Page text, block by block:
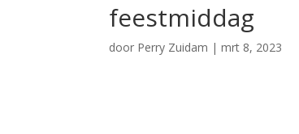
feestmiddag
door Perry Zuidam |mrt 8, 2023